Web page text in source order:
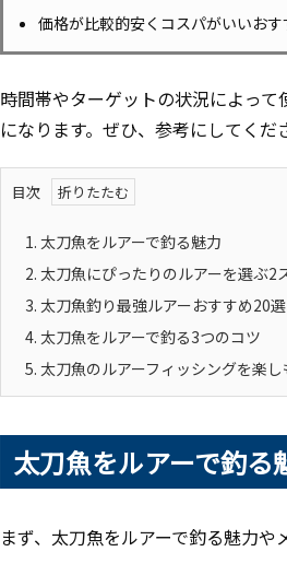
価格が比較的安くコスパがいいおす
時間帯やターゲットの状況によっ
になります。ぜひ、参考にしてくだ
目次
1. 太刀魚をルアーで釣る魅力
2. 太刀魚にぴったりのルアーを選ぶ2
3. 太刀魚釣り最強ルアーおすすめ20選
4. 太刀魚をルアーで釣る3つのコツ
5. 太刀魚のルアーフィッシングを楽し
太刀魚をルアーで釣る
まず、太刀魚をルアーで釣る魅力や